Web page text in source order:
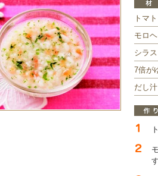
トマ
モロ
シラス
7倍が
だし汁